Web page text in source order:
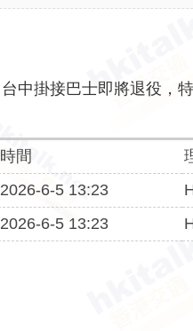
台中掛接巴士即將退役，
時間
2026-6-5 13:23
2026-6-5 13:23